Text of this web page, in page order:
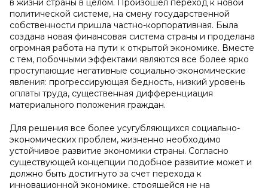
в жизни страны в целом. Произошел переход к новой
политической системе, на смену государственной
собственности пришла частно-корпоративная. Была
создана новая финансовая система страны и проделана
огромная работа на пути к открытой экономике. Вместе
с тем, побочными эффектами являются все более ярко
проступающие негативные социально-экономические
явления: прогрессирующая бедность, низкий уровень
оплаты труда, существенная дифференциация
материального положения граждан.
Для решения все более усугубляющихся социально-
экономических проблем, жизненно необходимо
устойчивое развитие экономики страны. Согласно
существующей концепции подобное развитие может и
должно быть достигнуто за счет перехода к
инновационной экономике, строящейся не на